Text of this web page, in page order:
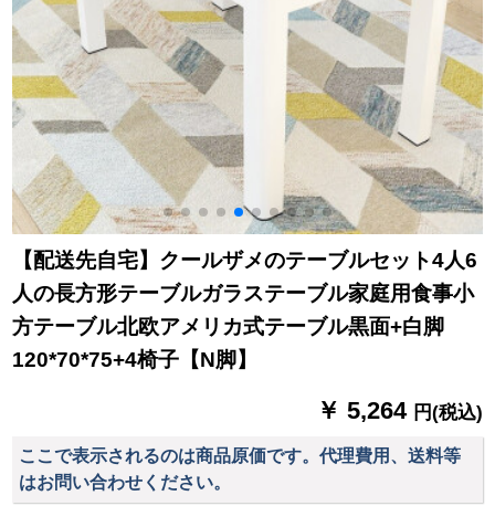
【配送先自宅】クールザメのテーブルセット4人6
人の長方形テーブルガラステーブル家庭用食事小
方テーブル北欧アメリカ式テーブル黒面+白脚
120*70*75+4椅子【N脚】
￥ 5,264 円(税込)
ここで表示されるのは商品原価です。代理費用、送料等
はお問い合わせください。